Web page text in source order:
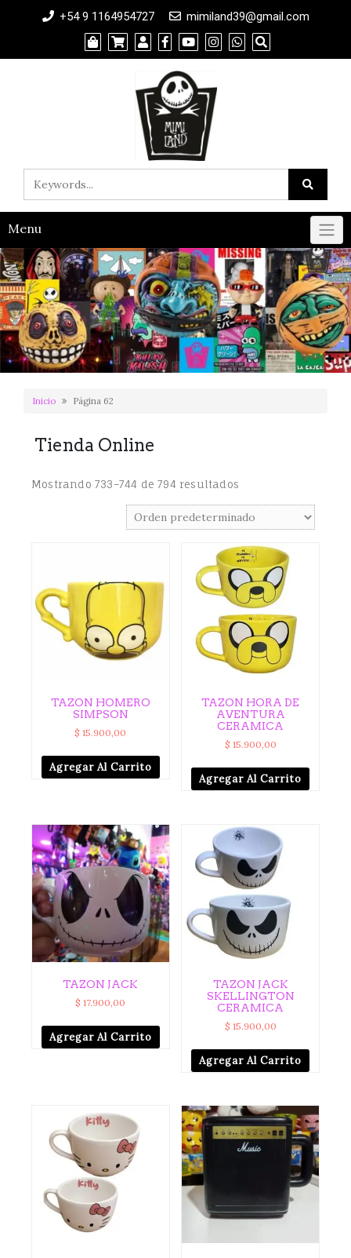
+54 9 1164954727 mimiland39@gmail.com
Menu
Inicio Página 62
Tienda Online
Mostrando 733–744 de 794 resultados
TAZON HOMERO
SIMPSON
$ 15.900,00
Agregar Al Carrito
TAZON HORA DE
AVENTURA
CERAMICA
$ 15.900,00
Agregar Al Carrito
TAZON JACK
$ 17.900,00
Agregar Al Carrito
TAZON JACK
SKELLINGTON
CERAMICA
$ 15.900,00
Agregar Al Carrito